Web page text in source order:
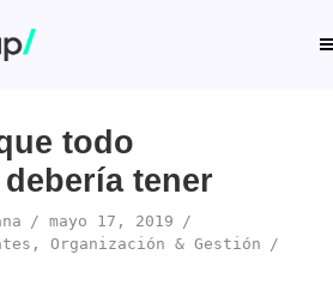
todo
tener
mayo 17, 2019
, Organización & Gestión